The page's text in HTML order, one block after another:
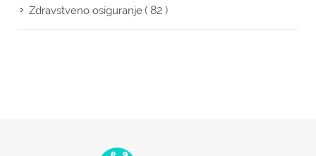
Zdravstveno osiguranje( 82 )